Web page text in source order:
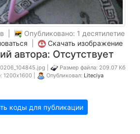
|
Опубликовано: 1 десятилетие
Скачать изображение
автора: Отсутствует
|
Размер файла: 209.07 Кб
1200x1600 | Опубликовал: Liteciya
коды для публикации